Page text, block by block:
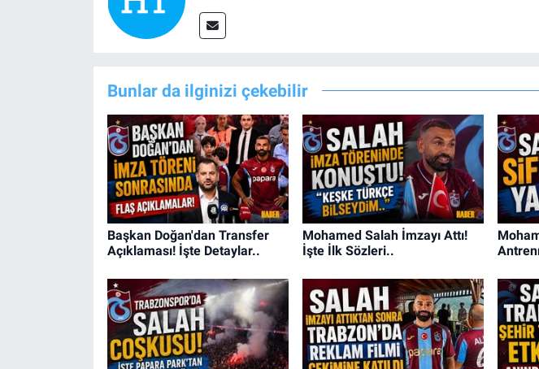
Bunlar da ilginizi çekebilir
Başkan Doğan'dan Transfer
Açıklaması! İşte Detaylar..
Mohamed Salah İmzayı Attı!
İşte İlk Sözleri..